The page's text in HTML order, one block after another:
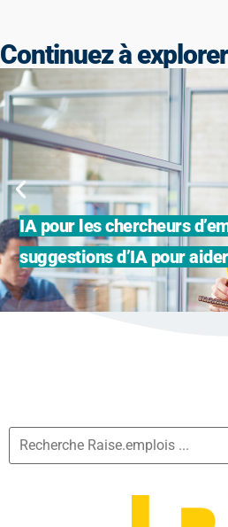
Continuez à
IA pour les chercheurs
suggestions d’IA pour aider